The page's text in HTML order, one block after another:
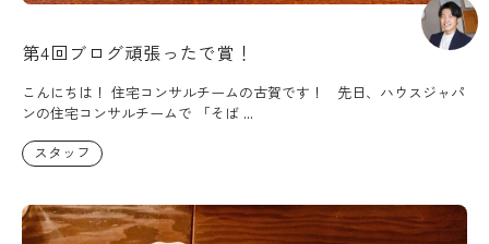
第4回ブログ頑張ったで賞！
こんにちは！ 住宅コンサルチームの古賀です！ 先日、ハウスジャパ
ンの住宅コンサルチームで 「そば ...
スタッフ